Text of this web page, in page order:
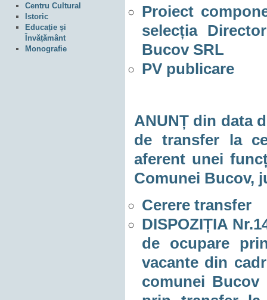
Proiect
selecția
Bucov SRL
PV publicare
ANUNȚ din data
de transfer la
aferent unei
Comunei Bucov,
Cerere transfer
DISPOZIȚIA
de ocupare
vacante din
comunei Bucov
Centru Cultural
Istoric
Educație și
Învățământ
Monografie